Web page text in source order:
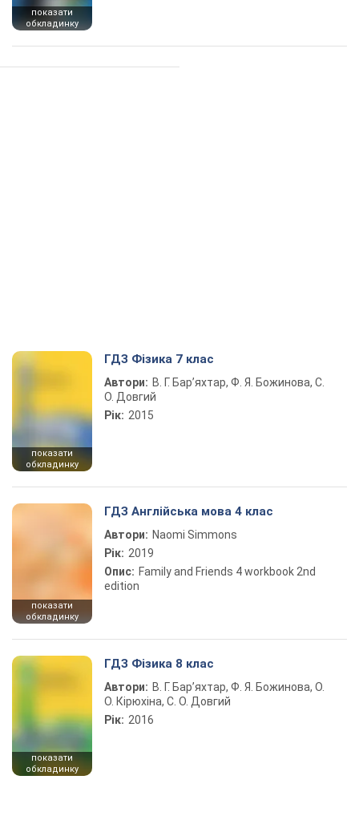
показати
обкладинку
показати
обкладинку
ГДЗ Фізика 7 клас
Автори: В. Г. Бар’яхтар, Ф. Я. Божинова, С.
О. Довгий
Рік: 2015
показати
обкладинку
ГДЗ Англійська мова 4 клас
Автори: Naomi Simmons
Рік: 2019
Опис: Family and Friends 4 workbook 2nd
edition
показати
обкладинку
ГДЗ Фізика 8 клас
Автори: В. Г. Бар’яхтар, Ф. Я. Божинова, О.
О. Кірюхіна, С. О. Довгий
Рік: 2016